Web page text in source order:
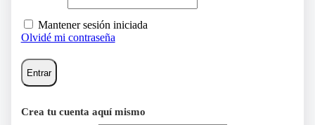
Mantener sesión iniciada
Olvidé mi contraseña
Entrar
Crea tu cuenta aquí mismo